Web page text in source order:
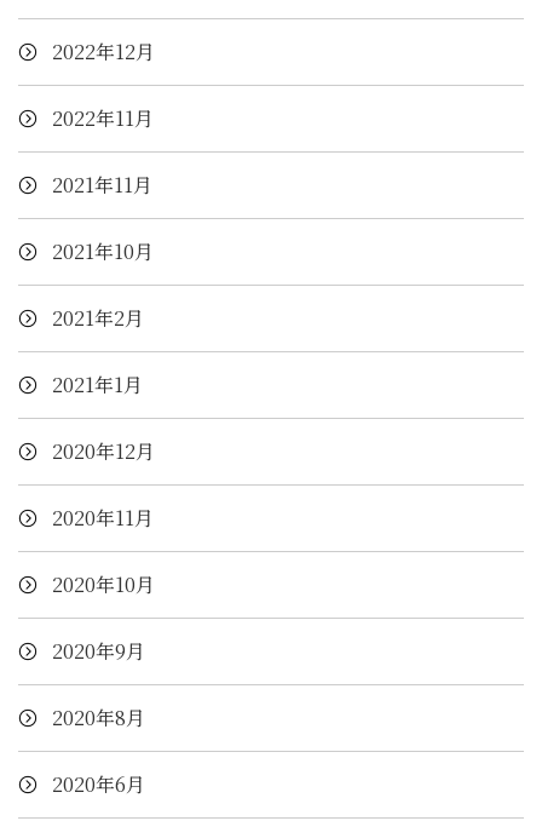
2022年12月
2022年11月
2021年11月
2021年10月
2021年2月
2021年1月
2020年12月
2020年11月
2020年10月
2020年9月
2020年8月
2020年6月